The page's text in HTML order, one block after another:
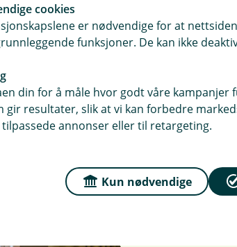
får du sju enkle sparetips som
bedre oversikt og litt mer
økonomien.
Les mer
cookies
er nødvendige for at
funksjoner. De kan ikke
din for å måle hvor godt våre kampanjer
gir resultater, slik at vi kan forbedre
annonser eller til retargeting.
Kun nødvendige